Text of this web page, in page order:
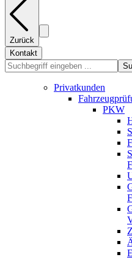
Zurück
Kontakt
Privatkunden
PKW